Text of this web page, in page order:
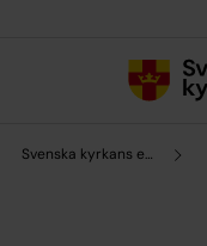
Svenska kyrkans enhet för forskning och analys